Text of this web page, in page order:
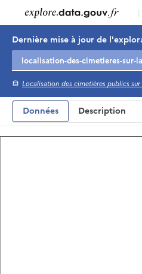
|
Dernière mise à jour de
Localisation des cimetières publics
Données Description